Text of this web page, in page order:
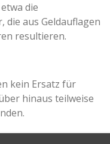
die
die aus Geldauflagen
resultieren.
kein Ersatz für
hinaus teilweise